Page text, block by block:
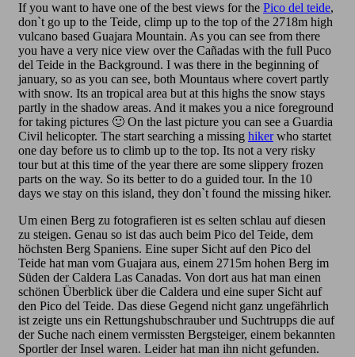
If you want to have one of the best views for the Pico del teide,
don`t go up to the Teide, climp up to the top of the 2718m high
vulcano based Guajara Mountain. As you can see from there
you have a very nice view over the Cañadas with the full Puco
del Teide in the Background. I was there in the beginning of
january, so as you can see, both Mountaus where covert partly
with snow. Its an tropical area but at this highs the snow stays
partly in the shadow areas. And it makes you a nice foreground
for taking pictures 🙂 On the last picture you can see a Guardia
Civil helicopter. The start searching a missing hikerwho startet
one day before us to climb up to the top. Its not a very risky
tour but at this time of the year there are some slippery frozen
parts on the way. So its better to do a guided tour. In the 10
days we stay on this island, they don`t found the missing hiker.
Um einen Berg zu fotografieren ist es selten schlau auf diesen
zu steigen. Genau so ist das auch beim Pico del Teide, dem
höchsten Berg Spaniens. Eine super Sicht auf den Pico del
Teide hat man vom Guajara aus, einem 2715m hohen Berg im
Süden der Caldera Las Canadas. Von dort aus hat man einen
schönen Überblick über die Caldera und eine super Sicht auf
den Pico del Teide. Das diese Gegend nicht ganz ungefährlich
ist zeigte uns ein Rettungshubschrauber und Suchtrupps die auf
der Suche nach einem vermissten Bergsteiger, einem bekannten
Sportler der Insel waren. Leider hat man ihn nicht gefunden.